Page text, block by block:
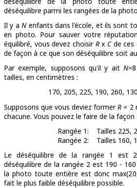
déséquilibre parmi les rangées de la
Il y aN enfants dans l'école, et ils sont
en photo. Pour sauver votre
équilibré, vous devez choisir Rx Cde ces
de façon à ce que son déséquilibre soit
Par exemple, supposons qu'il y ait N
tailles, en centimètres :
170, 205, 225, 190, 260,
Supposons que vous deviez formerR = 2
chacune. Vous pouvez le faire de la façon
Rangée 1:
Tailles 225,
Rangée 2:
Tailles 160,
Le déséquilibre de la rangée 1
déséquilibre de la rangée 2 est 190 -
la photo toute entière est donc
fait le plus faible déséquilibre possible.